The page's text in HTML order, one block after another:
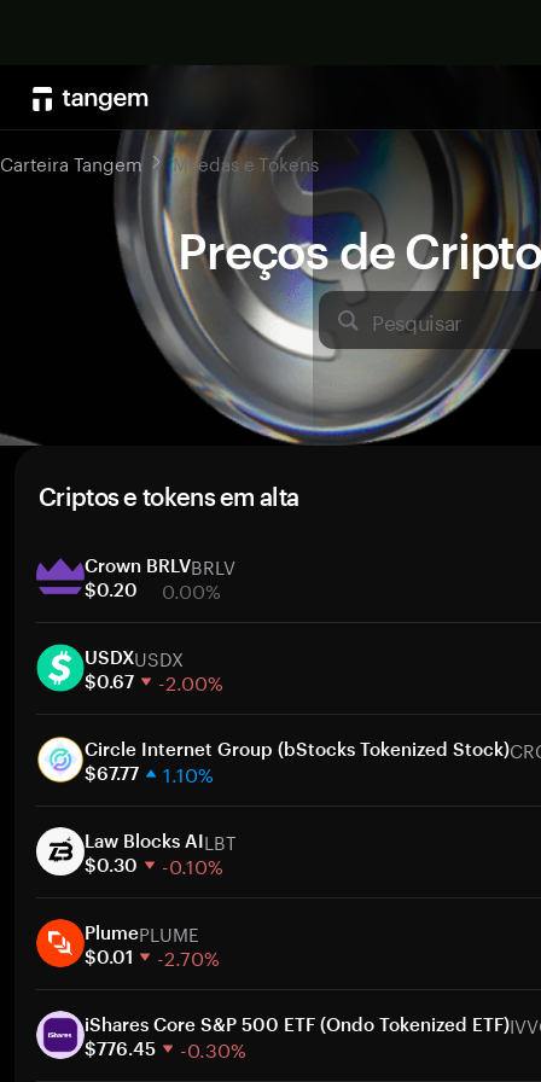
Preços de
Pesquisar
Carteira Tangem Moedas e Tokens
Criptos e tokens em alta
Crown BRLVBRLV
$0.20 0.00%
30 dias
Capitalização de mercado
USDXUSDX
$0.67 -2.00%
30 dias
Capitalização de mercado
Circle Internet Group (bStocks Tokenized Stock)
$67.77 1.10%
30 dias
Capitalização de mercado
Law Blocks AILBT
$0.30 -0.10%
30 dias
Capitalização de mercado
PlumePLUME
$0.01 -2.70%
30 dias
Capitalização de mercado
iShares Core S&P 500 ETF (Ondo Tokenized ETF)
$776.45 -0.30%